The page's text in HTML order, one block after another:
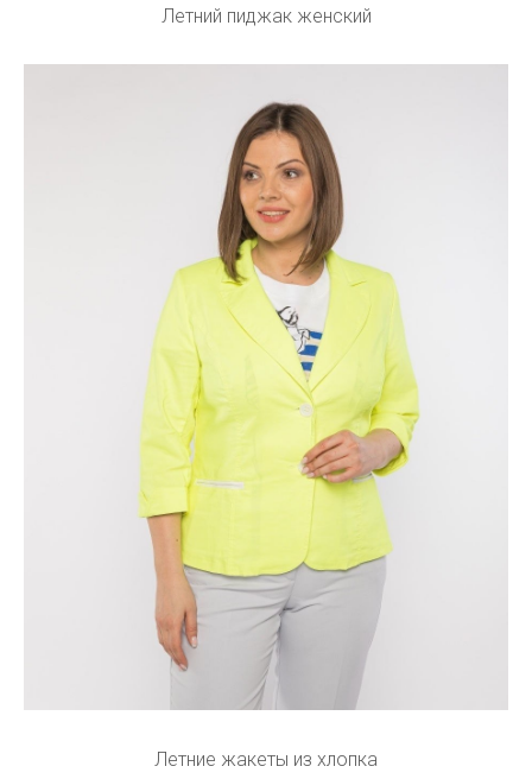
Летний пиджак женский
Летние жакеты из хлопка